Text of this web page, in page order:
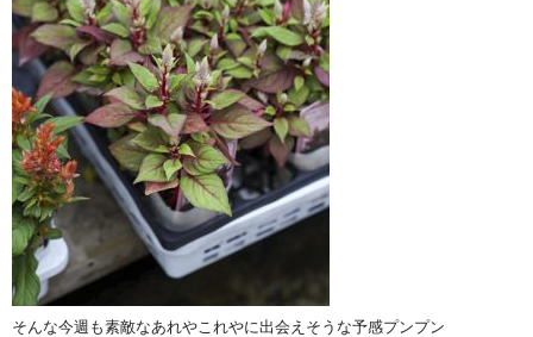
そんな今週も素敵なあれやこれやに出会えそうな予感プンプン